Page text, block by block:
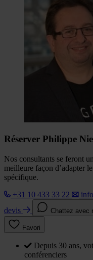
Réserver Philippe
Nos consultants se feront
meilleure façon d’adapter
spécifique.
+31 10 433 33 22
devis
Chattez avec
Favori
Depuis 30 ans,
conférenciers